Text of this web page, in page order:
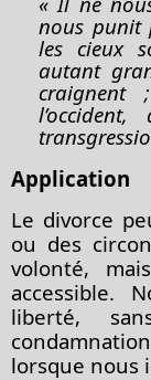
nous punit
les cieux
autant
craignent
Application
Le divorce
ou des
volonté,
accessible.
liberté,
lorsque nous